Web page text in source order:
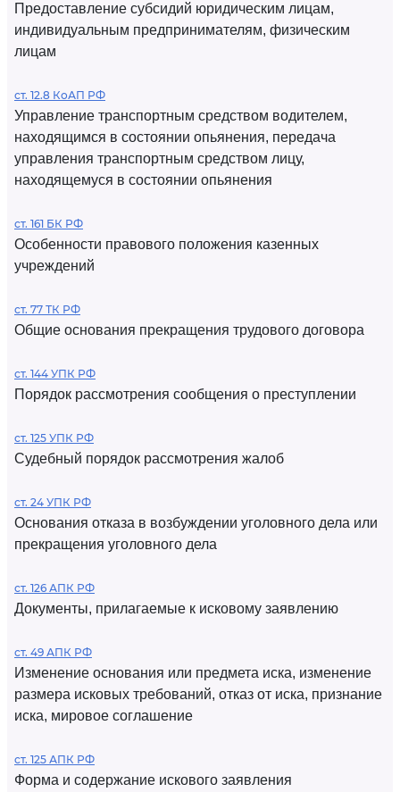
Предоставление субсидий юридическим лицам,
индивидуальным предпринимателям, физическим
лицам
ст. 12.8 КоАП РФ
Управление транспортным средством водителем,
находящимся в состоянии опьянения, передача
управления транспортным средством лицу,
находящемуся в состоянии опьянения
ст. 161 БК РФ
Особенности правового положения казенных
учреждений
ст. 77 ТК РФ
Общие основания прекращения трудового договора
ст. 144 УПК РФ
Порядок рассмотрения сообщения о преступлении
ст. 125 УПК РФ
Судебный порядок рассмотрения жалоб
ст. 24 УПК РФ
Основания отказа в возбуждении уголовного дела или
прекращения уголовного дела
ст. 126 АПК РФ
Документы, прилагаемые к исковому заявлению
ст. 49 АПК РФ
Изменение основания или предмета иска, изменение
размера исковых требований, отказ от иска, признание
иска, мировое соглашение
ст. 125 АПК РФ
Форма и содержание искового заявления